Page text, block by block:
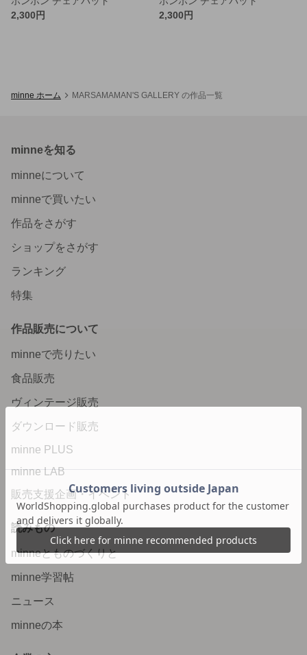
2,300円
2,300円
minne ホーム MARSAMAMAN'S GALLERY の作品一覧
minneを知る
minneについて
minneで買いたい
作品をさがす
ショップをさがす
ランキング
特集
作品販売について
minneで売りたい
食品販売
ヴィンテージ販売
ダウンロード販売
minne PLUS
minne LAB
販売支援企画・イベント
読みもの
minneとものづくりと
minne学習帖
ニュース
minneの本